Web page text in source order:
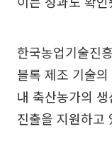
한국농업기술진
블록 제조 기술
내 축산농가의
진출을 지원하고